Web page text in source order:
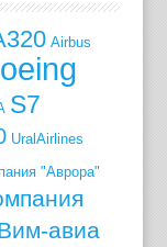
Airbus
S7
UralAirlines
"Аврора"
авиа